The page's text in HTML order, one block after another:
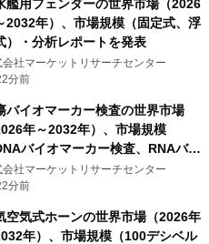
艦用フェンダーの世界市場（2026
2032年）、市場規模（固定式、浮
）・分析レポートを発表
会社マーケットリサーチセンター
分前
バイオマーカー検査の世界市場
年～2032年）、市場規模
バイオマーカー検査、RNAバイ
ーカー検査、タンパク質バイオマ
ー検査、細胞ベースのバイオマー
・分析レポートを発表
会社マーケットリサーチセンター
分前
空気式ホーンの世界市場（2026年
年）、市場規模（100デシベル